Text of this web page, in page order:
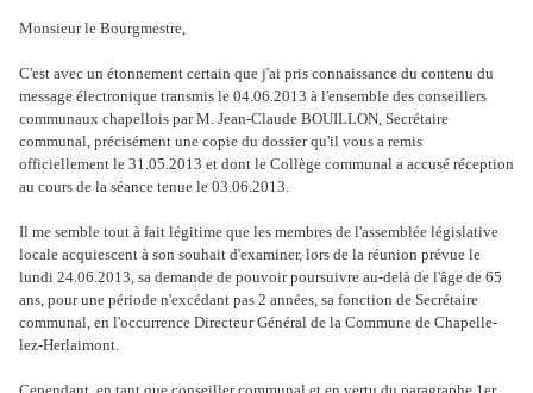
Monsieur le Bourgmestre,
C'est avec un étonnement certain que j'ai pris connaissance du contenu du
message électronique transmis le 04.06.2013 à l'ensemble des conseillers
communaux chapellois par M. Jean-Claude BOUILLON, Secrétaire
communal, précisément une copie du dossier qu'il vous a remis
officiellement le 31.05.2013 et dont le Collège communal a accusé réception
au cours de la séance tenue le 03.06.2013.
Il me semble tout à fait légitime que les membres de l'assemblée législative
locale acquiescent à son souhait d'examiner, lors de la réunion prévue le
lundi 24.06.2013, sa demande de pouvoir poursuivre au-delà de l'âge de 65
ans, pour une période n'excédant pas 2 années, sa fonction de Secrétaire
communal, en l'occurrence Directeur Général de la Commune de Chapelle-
lez-Herlaimont.